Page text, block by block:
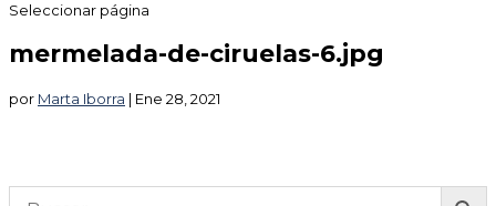
Seleccionar página
mermelada-de-ciruelas-6.jpg
por Marta Iborra | Ene 28, 2021